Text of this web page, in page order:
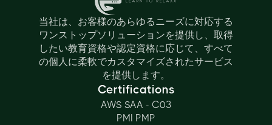
当社は、お客様のあらゆるニーズに対応する
ワンストップソリューションを提供し、取得
したい教育資格や認定資格に応じて、すべて
の個人に柔軟でカスタマイズされたサービス
を提供します。
Certifications
AWS SAA - C03
PMI PMP